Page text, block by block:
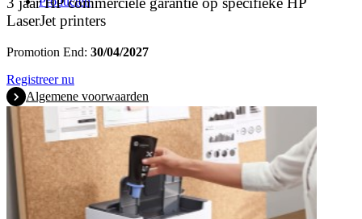
LaserJet printers
Promotion End: 30/04/2027
Registreer nu
Algemene voorwaarden